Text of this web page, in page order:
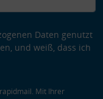
Daten genutzt
und weiß, dass ich
Mit Ihrer